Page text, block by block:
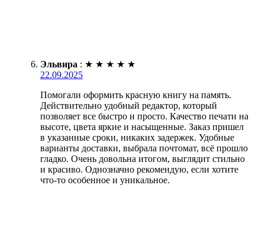
Эльвира : ★ ★ ★ ★ ★
22.09.2025
Помогали оформить красную книгу на память.
Действительно удобный редактор, который
позволяет все быстро и просто. Качество печати на
высоте, цвета яркие и насыщенные. Заказ пришел
в указанные сроки, никаких задержек. Удобные
варианты доставки, выбрала почтомат, всё прошло
гладко. Очень довольна итогом, выглядит стильно
и красиво. Однозначно рекомендую, если хотите
что-то особенное и уникальное.